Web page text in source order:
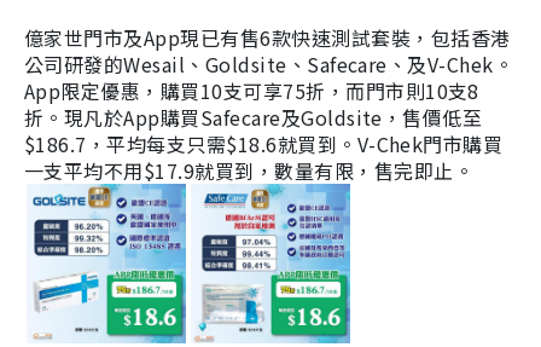
億家世門市及App現已有售6款快速測試套裝，包括香港
公司研發的Wesail、Goldsite、Safecare、及V-Chek。
App限定優惠，購買10支可享75折，而門市則10支8
折。現凡於App購買Safecare及Goldsite，售價低至
$186.7，平均每支只需$18.6就買到。V-Chek門市購買
一支平均不用$17.9就買到，數量有限，售完即止。